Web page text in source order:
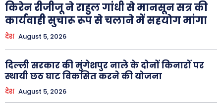
किरेन रीजीजू ने राहुल गांधी से मानसून सत्र की
कार्यवाही सुचारू रूप से चलाने में सहयोग मांगा
देश August 5, 2026
दिल्ली सरकार की मुंगेशपुर नाले के दोनों किनारों पर
स्थायी छठ घाट विकसित करने की योजना
देश August 5, 2026